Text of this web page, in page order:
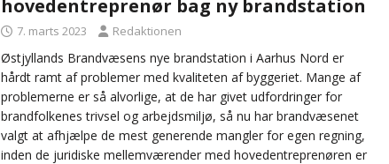
hovedentreprenør bag ny brandstation
7. marts 2023 Redaktionen
Østjyllands Brandvæsens nye brandstation i Aarhus Nord er
hårdt ramt af problemer med kvaliteten af byggeriet. Mange af
problemerne er så alvorlige, at de har givet udfordringer for
brandfolkenes trivsel og arbejdsmiljø, så nu har brandvæsenet
valgt at afhjælpe de mest generende mangler for egen regning,
inden de juridiske mellemværender med hovedentreprenøren er